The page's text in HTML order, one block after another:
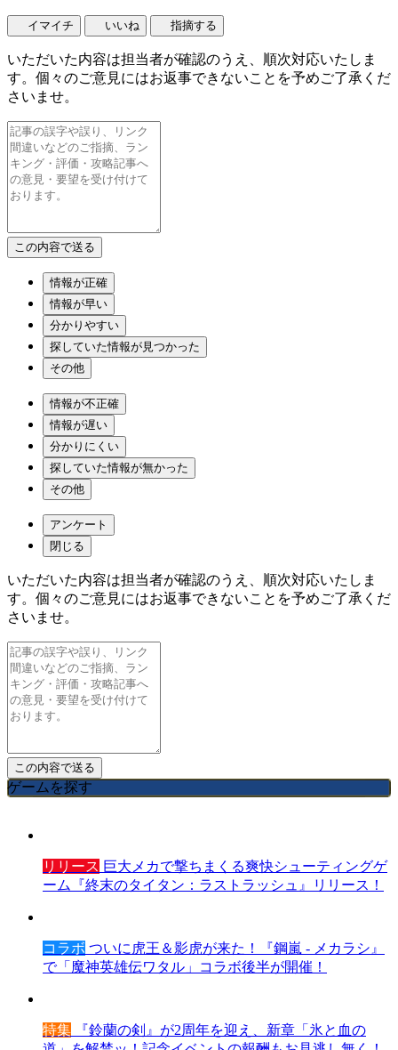
イマイチ いいね 指摘する
いただいた内容は担当者が確認のうえ、順次対応いたしま
す。個々のご意見にはお返事できないことを予めご了承くだ
さいませ。
情報が正確
情報が早い
分かりやすい
探していた情報が見つかった
その他
情報が不正確
情報が遅い
分かりにくい
探していた情報が無かった
その他
アンケート
閉じる
いただいた内容は担当者が確認のうえ、順次対応いたしま
す。個々のご意見にはお返事できないことを予めご了承くだ
さいませ。
ゲームを探す
リリース 巨大メカで撃ちまくる爽快シューティングゲ
ーム『終末のタイタン：ラストラッシュ』リリース！
コラボ ついに虎王＆影虎が来た！『鋼嵐 - メカラシ』
で「魔神英雄伝ワタル」コラボ後半が開催！
特集 『鈴蘭の剣』が2周年を迎え、新章「氷と血の